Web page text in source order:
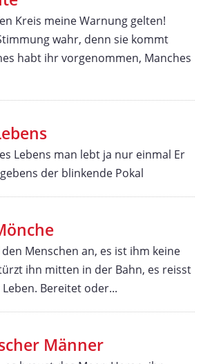
Kreis meine Warnung gelten!
wahr, denn sie kommt
habt ihr vorgenommen, Manches
Lebens man lebt ja nur einmal Er
der blinkende Pokal
Menschen an, es ist ihm keine
ihn mitten in der Bahn, es reisst
Bereitet oder...
Männer